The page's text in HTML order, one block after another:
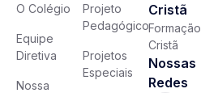
O Colégio
Equipe
Diretiva
Nossa
Projeto
Pedagógico
Projetos
Especiais
Cristã
Formação
Cristã
Nossas
Redes